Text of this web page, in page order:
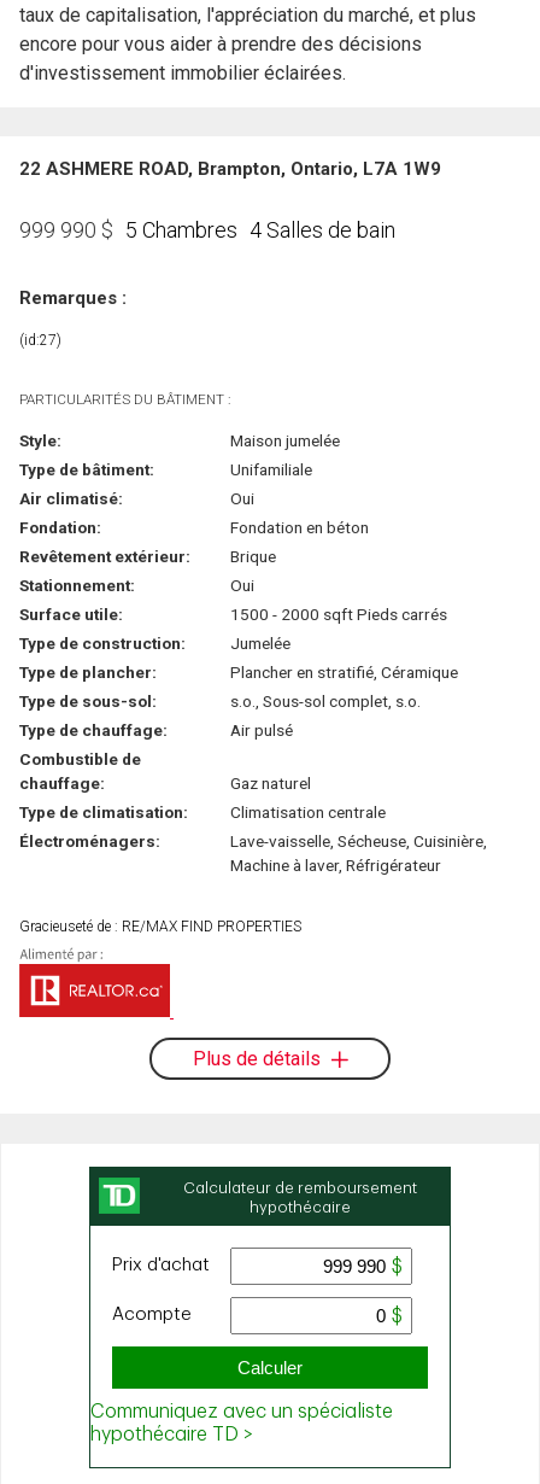
taux de capitalisation, l'appréciation du marché, et plus
encore pour vous aider à prendre des décisions
d'investissement immobilier éclairées.
22 ASHMERE ROAD, Brampton, Ontario, L7A 1W9
999 990 $ 5 Chambres 4 Salles de bain
Remarques :
(id:27)
PARTICULARITÉS DU BÂTIMENT :
Style:
Maison jumelée
Type de bâtiment:
Unifamiliale
Air climatisé:
Oui
Fondation:
Fondation en béton
Revêtement extérieur:
Brique
Stationnement:
Oui
Surface utile:
1500 - 2000 sqft Pieds carrés
Type de construction:
Jumelée
Type de plancher:
Plancher en stratifié, Céramique
Type de sous-sol:
s.o., Sous-sol complet, s.o.
Type de chauffage:
Air pulsé
Combustible de
chauffage:
Gaz naturel
Type de climatisation:
Climatisation centrale
Électroménagers:
Lave-vaisselle, Sécheuse, Cuisinière,
Machine à laver, Réfrigérateur
Gracieuseté de : RE/MAX FIND PROPERTIES
Plus de détails